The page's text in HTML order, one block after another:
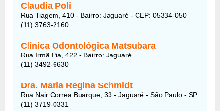
Claudia Poli
Rua Tiagem, 410 - Bairro: Jaguaré - CEP: 05334-050
(11) 3763-2160
Clínica Odontológica Matsubara
Rua Irmã Pia, 422 - Bairro: Jaguaré
(11) 3492-6630
Dra. Maria Regina Schmidt
Rua Nair Correa Buarque, 33 - Jaguaré - São Paulo - SP
(11) 3719-0331